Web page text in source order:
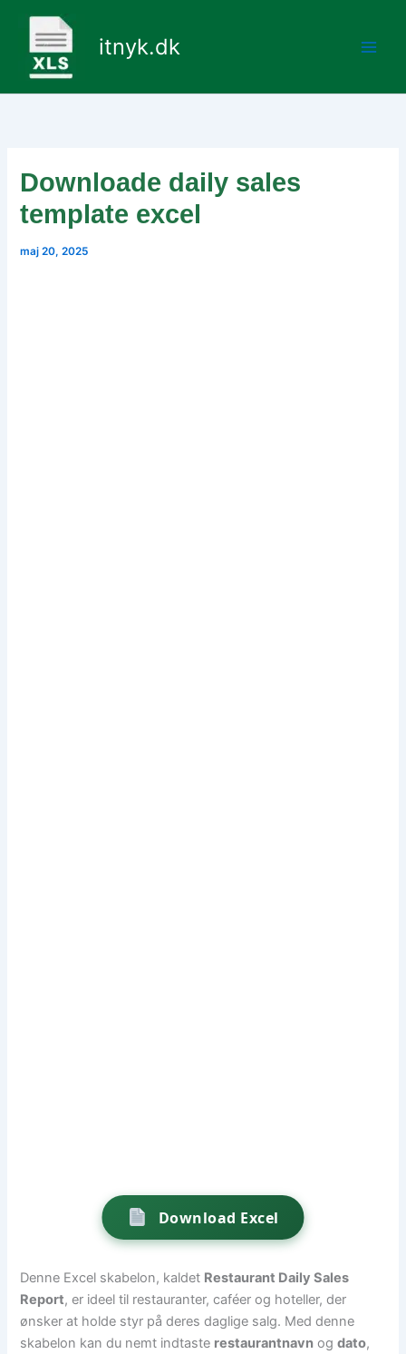
indholdet
itnyk.dk
Downloade daily sales
template excel
maj 20, 2025
Download Excel
Denne Excel skabelon, kaldet Restaurant Daily Sales
Report, er ideel til restauranter, caféer og hoteller, der
ønsker at holde styr på deres daglige salg. Med denne
skabelon kan du nemt indtaste restaurantnavn ogdato,